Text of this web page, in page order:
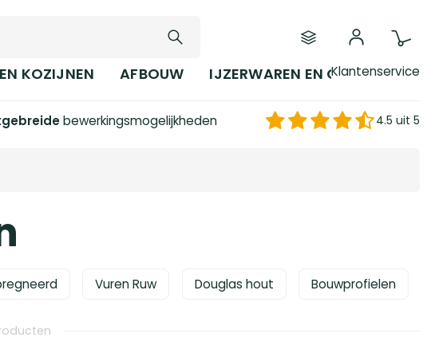
KOZIJNEN AFBOUW IJZERWAREN EN GEREEDSCHAP
Klantenservice
bewerkingsmogelijkheden 4.5 uit 5
Vuren Ruw Douglas hout Bouwprofielen